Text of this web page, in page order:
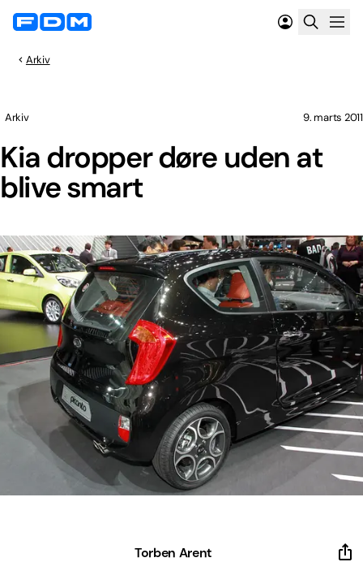
Arkiv
Kia dropper døre uden at
blive smart
Arkiv 9. marts 2011
Torben Arent